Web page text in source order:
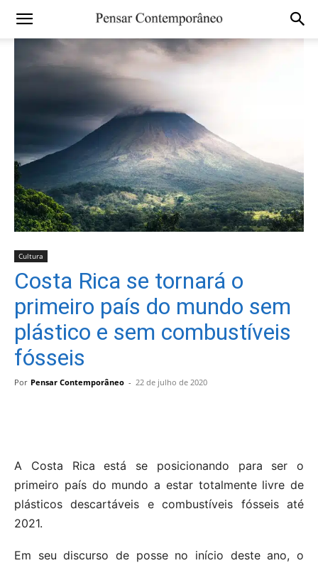
Cultura
Costa Rica se tornará o
primeiro país do mundo sem
plástico e sem combustíveis
fósseis
Por Pensar Contemporâneo - 22 de julho de 2020
A Costa Rica está se posicionando para ser o
primeiro país do mundo a estar totalmente livre de
plásticos descartáveis ​​e combustíveis fósseis até
2021.
Em seu discurso de posse no início deste ano, o